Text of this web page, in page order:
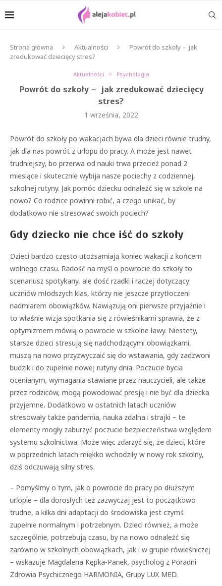
Strona główna Aktualności
Powrót do szkoły – jak
zredukować dziecięcy stres?
Aktualności Psychologia
Powrót do szkoły – jak zredukować dziecięcy
stres?
1 września, 2022
Powrót do szkoły po wakacjach bywa dla dzieci równie trudny,
jak dla nas powrót z urlopu do pracy. A może jest nawet
trudniejszy, bo przerwa od nauki trwa przecież ponad 2
miesiące i skutecznie wybija nasze pociechy z codziennej,
szkolnej rutyny. Jak pomóc dziecku odnaleźć się w szkole na
nowo? Co rodzice powinni robić, a czego unikać, by
dodatkowo nie stresować swoich pociech?
Gdy dziecko nie chce iść do szkoły
Dzieci bardzo często utożsamiają koniec wakacji z końcem
wolnego czasu. Radość na myśl o powrocie do szkoły to
scenariusz spotykany, ale dość rzadki i raczej dotyczący
uczniów młodszych klas, którzy nie jeszcze przytłoczeni
nadmiarem obowiązków. Nawiązują oni pierwsze przyjaźnie i
to właśnie wizja spotkania się z rówieśnikami sprawia, że z
optymizmem mówią o powrocie w szkolne ławy. Niestety,
starsze dzieci stresują się nadchodzącymi obowiązkami,
muszą na nowo przyzwyczaić się do wstawania, gdy zadzwoni
budzik i do zupełnie nowej rutyny dnia. Poczucie bycia
ocenianym, wymagania stawiane przez nauczycieli, ale także
przez rodziców, mogą powodować presję i nie być dla dziecka
przyjemne. Dodatkowo w ostatnich latach uczniów
stresowały także pandemia, nauka zdalna i strajki – te
elementy mogły zaburzyć poczucie bezpieczeństwa względem
systemu szkolnictwa. Może więc zdarzyć się, że dzieci, które
w poprzednich latach miękko wchodziły w nowy rok szkolny,
dziś odczuwają silny stres.
– Pomyślmy o tym, jak o powrocie do pracy po dłuższym
urlopie – dla dorosłych też zazwyczaj jest to początkowo
trudne, a kilka dni adaptacji do środowiska jest czymś
zupełnie normalnym i potrzebnym. Dzieci również, a może
szczególnie, potrzebują czasu, by na nowo odnaleźć się
zarówno w szkolnych obowiązkach, jak i w grupie rówieśniczej
– wskazuje Magdalena Kępka-Panek, psycholog z Poradni
Zdrowia Psychicznego HARMONIA, Grupy LUX MED.